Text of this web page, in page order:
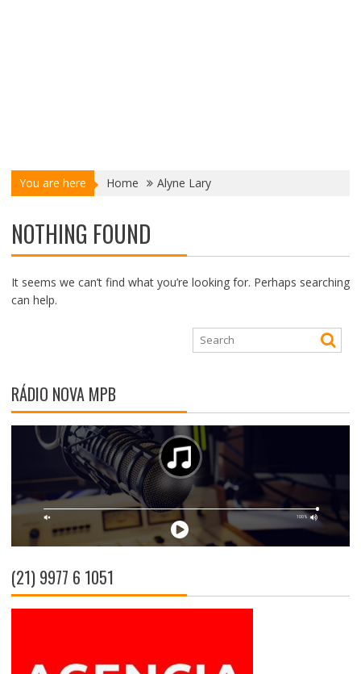
You are here Home Alyne Lary
NOTHING FOUND
It seems we can’t find what you’re looking for. Perhaps searching
can help.
RÁDIO NOVA MPB
(21) 9977 6 1051